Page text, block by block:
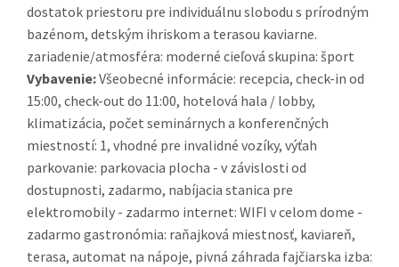
dostatok priestoru pre individuálnu slobodu s prírodným
bazénom, detským ihriskom a terasou kaviarne.
zariadenie/atmosféra: moderné cieľová skupina: šport
Vybavenie:Všeobecné informácie: recepcia, check-in od
15:00, check-out do 11:00, hotelová hala / lobby,
klimatizácia, počet seminárnych a konferenčných
miestností: 1, vhodné pre invalidné vozíky, výťah
parkovanie: parkovacia plocha - v závislosti od
dostupnosti, zadarmo, nabíjacia stanica pre
elektromobily - zadarmo internet: WIFI v celom dome -
zadarmo gastronómia: raňajková miestnosť, kaviareň,
terasa, automat na nápoje, pivná záhrada fajčiarska izba: